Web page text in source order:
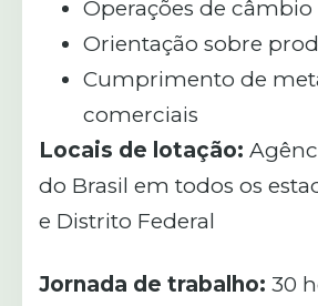
Operações de câmbio
Orientação sobre
Cumprimento de
comerciais
Locais de lotação:
do Brasil em todos os
e Distrito Federal
Jornada de trabalho: 30